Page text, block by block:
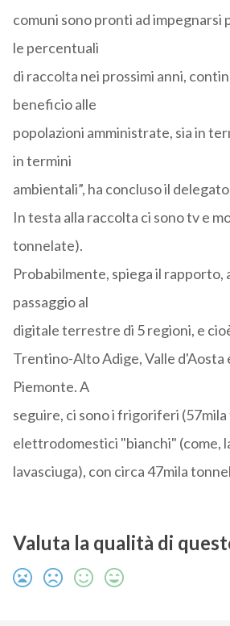
comuni sono pronti ad impegnarsi
le percentuali
di raccolta nei prossimi anni,
beneficio alle
popolazioni amministrate, sia in
in termini
ambientali”, ha concluso il delegato
In testa alla raccolta ci sono tv e
tonnelate).
Probabilmente, spiega il rapporto,
passaggio al
digitale terrestre di 5 regioni, e
Trentino-Alto Adige, Valle d'Aosta
Piemonte. A
seguire, ci sono i frigoriferi
elettrodomestici "bianchi" (come,
lavasciuga), con circa 47mila
Valuta la qualità di